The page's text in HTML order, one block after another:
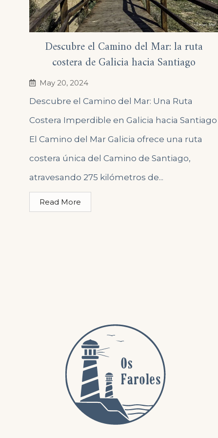
Descubre el Camino del Mar: la ruta
costera de Galicia hacia Santiago
May 20, 2024
Descubre el Camino del Mar: Una Ruta
Costera Imperdible en Galicia hacia Santiago
El Camino del Mar Galicia ofrece una ruta
costera única del Camino de Santiago,
atravesando 275 kilómetros de...
Read More